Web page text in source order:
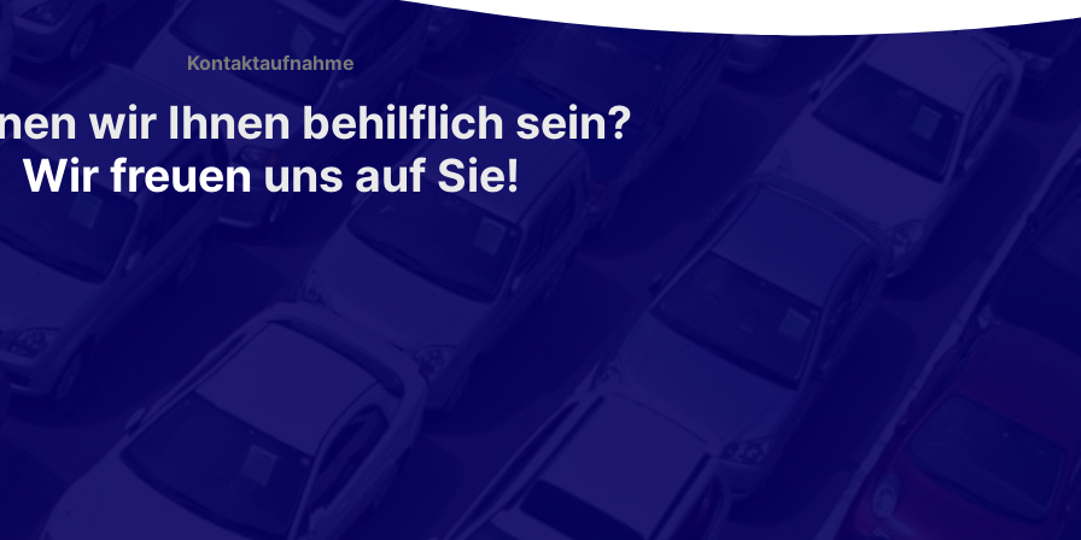
Kontaktaufnahme
wir Ihnen behilflich sein?
Wir freuen uns auf Sie!